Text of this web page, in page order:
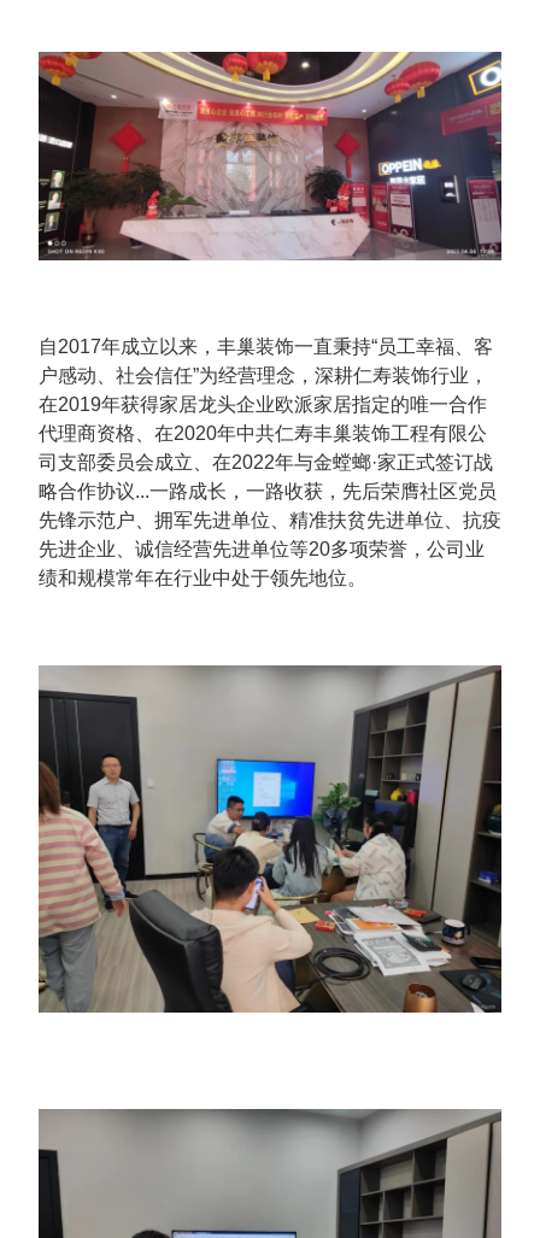
自2017年成立以来，丰巢装饰一直秉持“员工幸福、客
户感动、社会信任”为经营理念，深耕仁寿装饰行业，
在2019年获得家居龙头企业欧派家居指定的唯一合作
代理商资格、在2020年中共仁寿丰巢装饰工程有限公
司支部委员会成立、在2022年与金螳螂·家正式签订战
略合作协议...一路成长，一路收获，先后荣膺社区党员
先锋示范户、拥军先进单位、精准扶贫先进单位、抗疫
先进企业、诚信经营先进单位等20多项荣誉，公司业
绩和规模常年在行业中处于领先地位。